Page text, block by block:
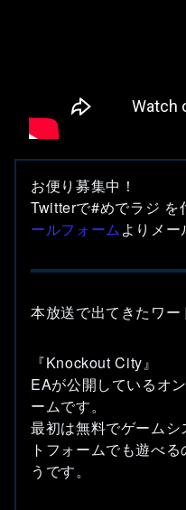
お便り募集中！
Twitterで#めでラジ を
ールフォームよりメー
本放送で出てきたワー
『Knockout City』
EAが公開しているオ
ームです。
最初は無料でゲーム
トフォームでも遊べ
うです。